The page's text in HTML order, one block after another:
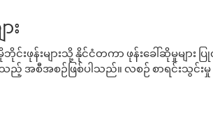
း
ဘိုင်းဖုန်းများသို့ နိုင်ငံတကာ ဖုန်းခေါ်ဆိုမှုမ
အစီအစဉ်ဖြစ်ပါသည်။ လစဉ် စာရင်းသွင်း